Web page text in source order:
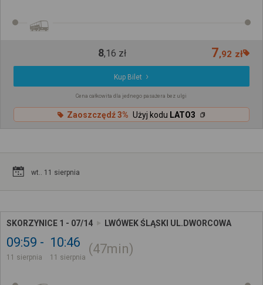
8,16 zł 7,92 zł
Kup Bilet
Cena całkowita dla jednego pasażera bez ulgi
Zaoszczędź 3% Użyj kodu LATO3
wt.. 11 sierpnia
SKORZYNICE 1 - 07/14 LWÓWEK ŚLĄSKI UL.DWORCOWA
09:59
11 sierpnia
10:46
11 sierpnia
47min